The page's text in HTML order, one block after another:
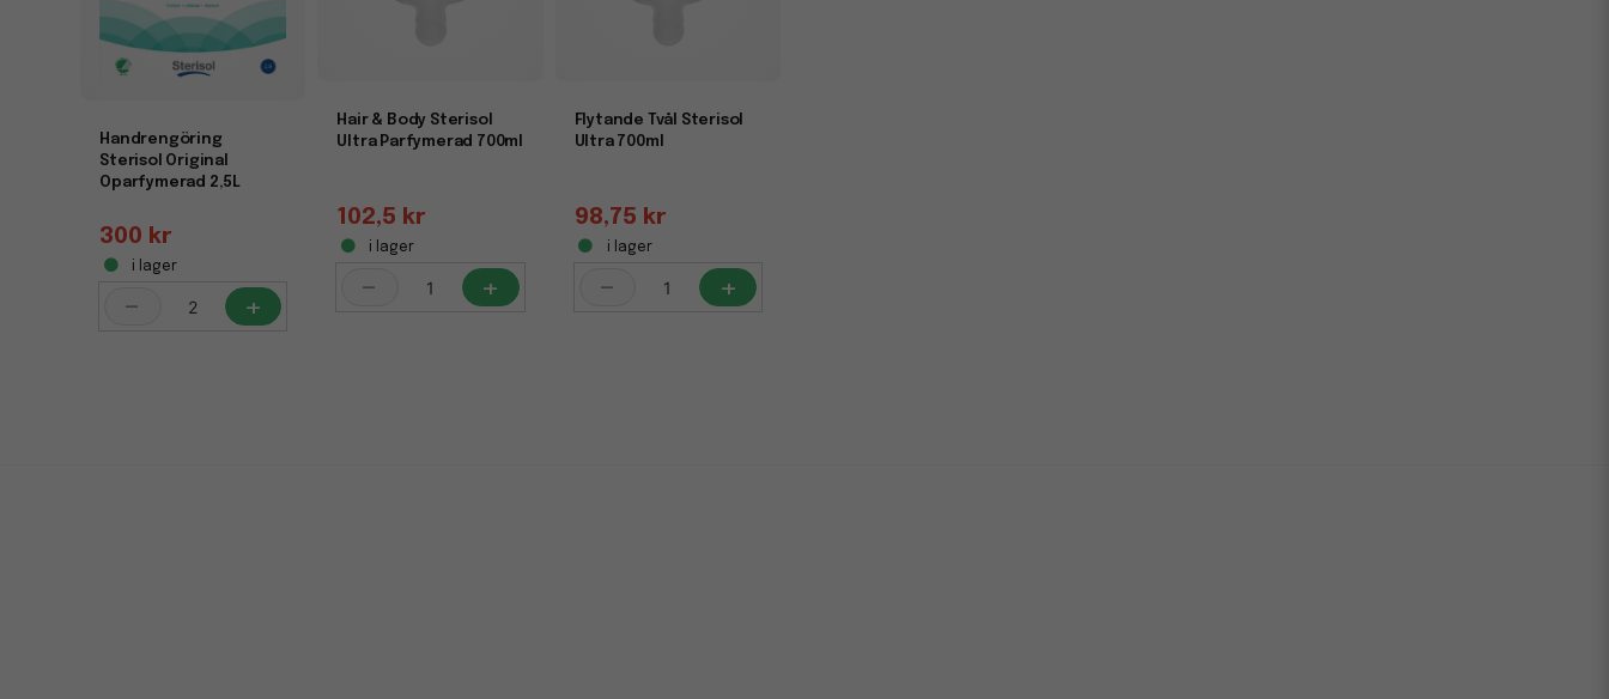
Handrengöring
Sterisol Original
Oparfymerad 2,5L
300 kr
i lager
- +
Hair & Body Sterisol
Ultra Parfymerad 700ml
102,5 kr
i lager
- +
Flytande Tvål Sterisol
Ultra 700ml
98,75 kr
i lager
- +